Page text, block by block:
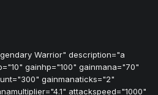
Warrior" description="a
gainhp="100" gainmana="70"
gainmanaticks="2"
attackspeed="1000"